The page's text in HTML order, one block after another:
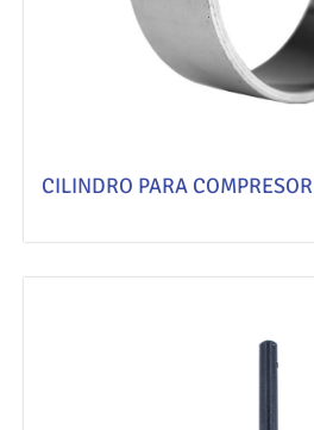
CILINDRO PARA